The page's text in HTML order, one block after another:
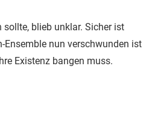
sollte, blieb unklar. Sicher ist
Ensemble nun verschwunden ist
Existenz bangen muss.